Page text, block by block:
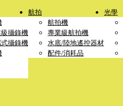
攝錄機
攝錄機
航拍
航拍機
專業級航拍機
水底/陸地遙控器材
配件/消耗品
光學